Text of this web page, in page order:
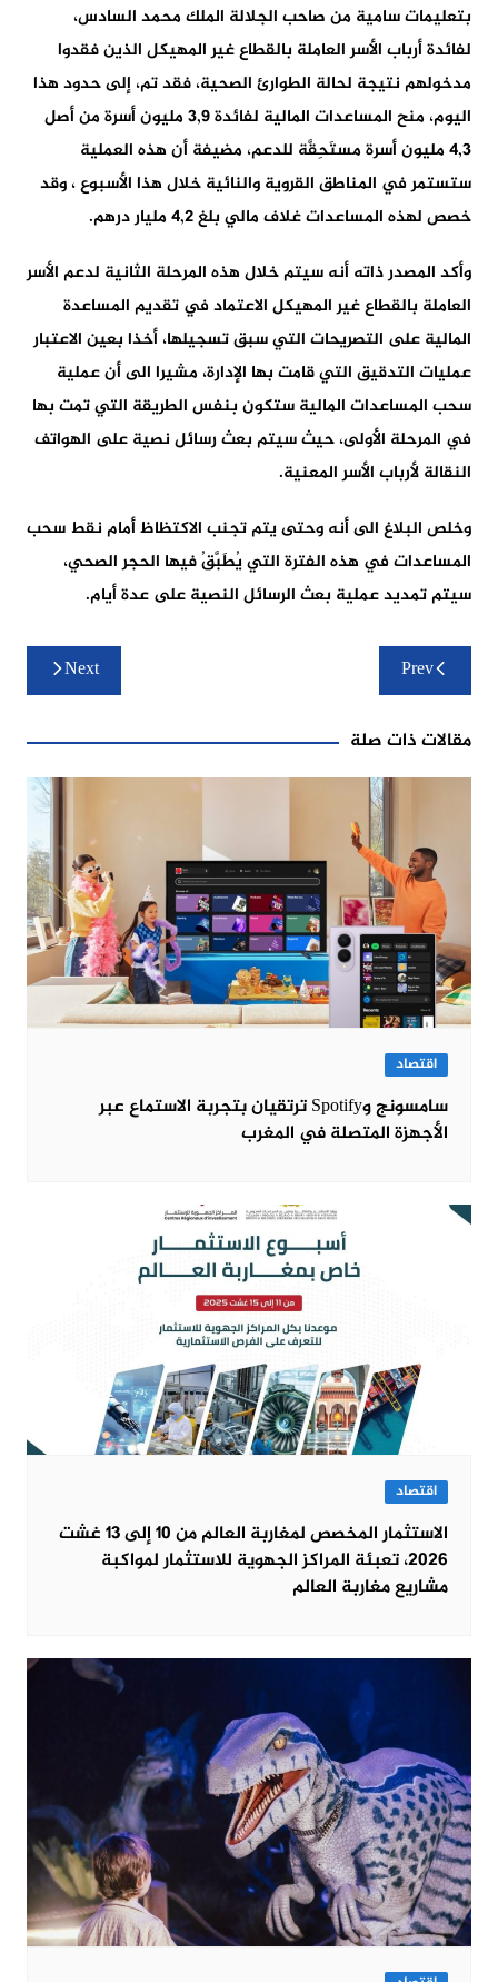
بتعليمات سامية من صاحب الجلالة الملك محمد السادس،
لفائدة أرباب الأسر العاملة بالقطاع غير المهيكل الذين فقدوا
مدخولهم نتيجة لحالة الطوارئ الصحية، فقد تم، إلى حدود هذا
اليوم، منح المساعدات المالية لفائدة 3,9 مليون أسرة من أصل
4,3 مليون أسرة مستَحِقَّة للدعم، مضيفة أن هذه العملية
ستستمر في المناطق القروية والنائية خلال هذا الأسبوع ، وقد
خصص لهذه المساعدات غلاف مالي بلغ 4,2 مليار درهم.
وأكد المصدر ذاته أنه سيتم خلال هذه المرحلة الثانية لدعم الأسر
العاملة بالقطاع غير المهيكل الاعتماد في تقديم المساعدة
المالية على التصريحات التي سبق تسجيلها، أخذا بعين الاعتبار
عمليات التدقيق التي قامت بها الإدارة، مشيرا الى أن عملية
سحب المساعدات المالية ستكون بنفس الطريقة التي تمت بها
في المرحلة الأولى، حيث سيتم بعث رسائل نصية على الهواتف
النقالة لأرباب الأسر المعنية.
وخلص البلاغ الى أنه وحتى يتم تجنب الاكتظاظ أمام نقط سحب
المساعدات في هذه الفترة التي يُطَبَّقُ فيها الحجر الصحي،
سيتم تمديد عملية بعث الرسائل النصية على عدة أيام.
تصفّح
المقالاتPrev
Next
مقالات ذات صلة
اقتصاد
سامسونج وSpotify ترتقيان بتجربة الاستماع عبر
الأجهزة المتصلة في المغرب
اقتصاد
الاستثمار المخصص لمغاربة العالم من 10 إلى 13 غشت
2026، تعبئة المراكز الجهوية للاستثمار لمواكبة
مشاريع مغاربة العالم